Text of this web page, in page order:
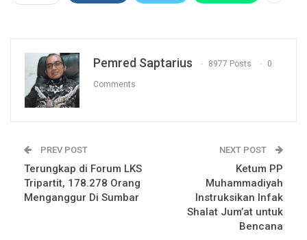
Pemred Saptarius 8977 Posts 0
Comments
PREV POST
Terungkap di Forum LKS
Tripartit, 178.278 Orang
Menganggur Di Sumbar
NEXT POST
Ketum PP
Muhammadiyah
Instruksikan Infak
Shalat Jum’at untuk
Bencana